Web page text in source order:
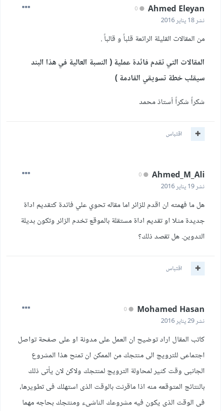
Ahmed Eleyan
نشر18 يناير 2016
من المقالات القليلة الرائعة قلباً و قالباً .
المقالات التي تقدم فائدة عملية ( النسبة العالية في هذا البند
سيقلب خطة تسويقي القادمة )
شكراً شكراً أستاذ محمد
اقتباس
Ahmed_M_Ali
نشر19 يناير 2016
هل ما فهمته ان اقدم للزائر اما مقاله تحوي علي فائدة كتقديم اداة
جديدة مثلا او تقديم اداة مستقلة بالموقع تخدم الزائر وتكون بديلة
التدوين. هل تقصد ذلك؟
اقتباس
Mohamed Hasan
نشر29 يناير 2016
كاتب المقال اراد توضيح ان العمل على مدونة او على صفحة تواصل
اجتماعى للترويج الى منتجك من الممكن ان تمنح هذا المشروع
الجانبى وقت كثير لمحاولة الترويج لمنتجك ولاكن لان يأتى ذلك
بالنتائج المتوقعه منه اذا ماقرنت بالوقت الذى استهلك فى تطويرها،
فى الوقت الذى يكون فيه مشروعك الناشىء ومنتجك بحاجه مهما